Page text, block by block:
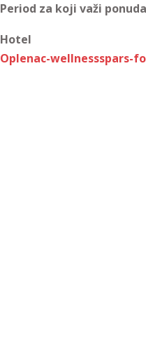
Period za koji važi
Hotel
Oplenac-wellnessspars-